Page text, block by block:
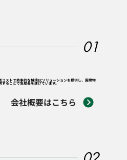
01
コストで効率的な越境ECソリューションを提供し、国際物
ることで急成長を遂げています。
会社概要はこちら